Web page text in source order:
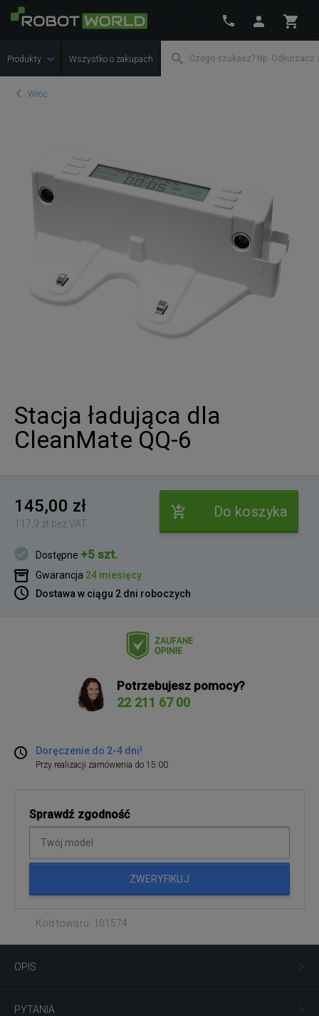
Produkty Wszystko o zakupach
Wróć
Stacja ładująca dla
CleanMate QQ-6
145,00 zł
117,9 zł bez VAT
Do koszyka
Dostępne +5 szt.
Gwarancja 24 miesięcy
Dostawa w ciągu 2 dni roboczych
Potrzebujesz pomocy?
22 211 67 00
Doręczenie do 2-4 dni!
Przy realizacji zamówienia do 15:00
Sprawdź zgodność
ZWERYFIKUJ
Kod towaru: 101574
OPIS
PYTANIA